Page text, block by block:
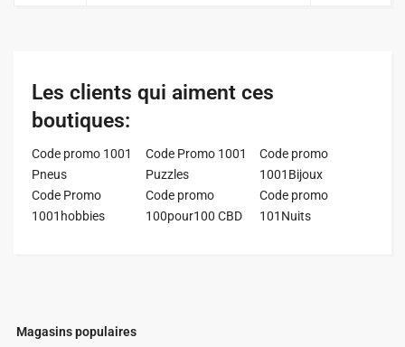
Magasins populaires
Les clients qui aiment ces
boutiques:
Code promo 1001
Pneus
Code Promo 1001
Puzzles
Code promo
1001Bijoux
Code Promo
1001hobbies
Code promo
100pour100 CBD
Code promo
101Nuits